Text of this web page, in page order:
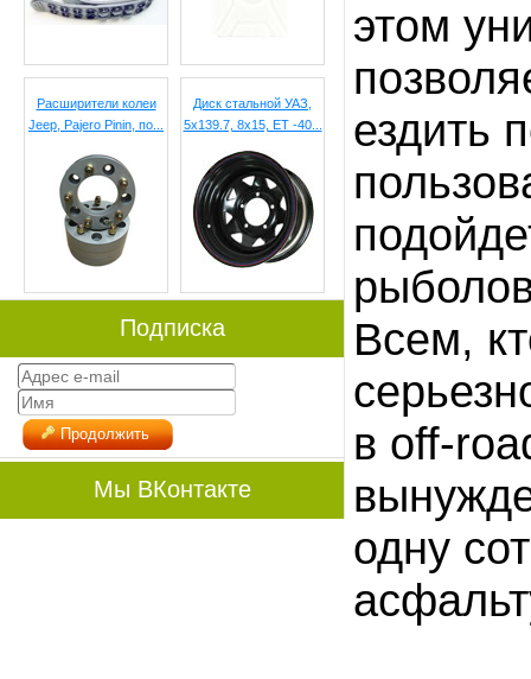
Расширители колеи
Jeep, Pajero Pinin, по...
Диск стальной УАЗ,
5x139.7, 8х15, ET -40...
Подписка
Продолжить
Мы ВКонтакте
этом
ездить
Всем,
в off-
одну